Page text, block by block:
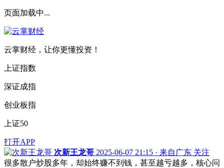
页面加载中...
云掌财经，让你更懂投资！
上证指数
深证成指
创业板指
上证50
打开APP
次新王龙哥 2025-06-07 21:15 · 来自广东 关注
很多散户炒股多年，却始终赚不到钱，甚至越亏越多，核心问